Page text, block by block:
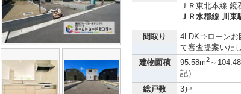
ＪＲ東北本線 鏡
ＪＲ水郡線 川東
間取り
4LDK⇒ローンお
て審査提案いた
建物面積
95.58m2～
記）
総戸数
3戸